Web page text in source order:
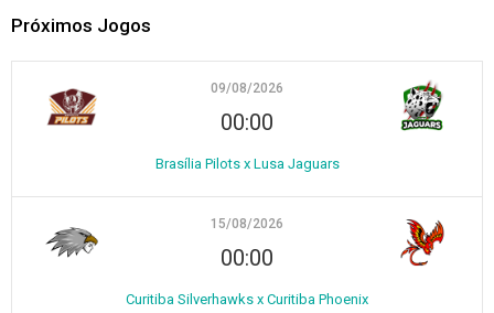
Próximos Jogos
09/08/2026
00:00
Brasília Pilots x Lusa Jaguars
15/08/2026
00:00
Curitiba Silverhawks x Curitiba Phoenix